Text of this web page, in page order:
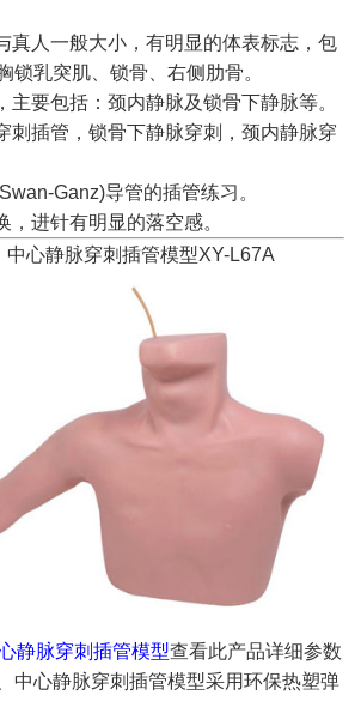
真人一般大小，有明显的体表标志，包
锁乳突肌、锁骨、右侧肋骨。
主要包括：颈内静脉及锁骨下静脉等。
刺插管，锁骨下静脉穿刺，颈内静脉穿
Ganz)导管的插管练习。
，进针有明显的落空感。
中心静脉穿刺插管模型XY-L67A
静脉穿刺插管模型查看此产品详细参数
中心静脉穿刺插管模型采用环保热塑弹